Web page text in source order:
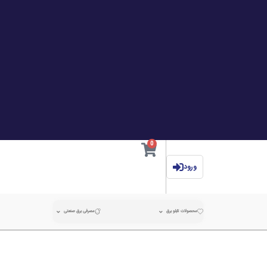
ورود
0
محصولات تابلو برق مصرفی برق صنعتی